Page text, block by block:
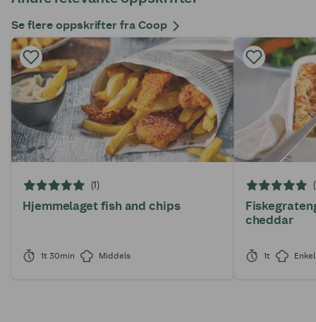
Se flere oppskrifter fra Coop
(1)
Hjemmelaget fish and chips
1t 30min Middels
cheddar
1t Enkel